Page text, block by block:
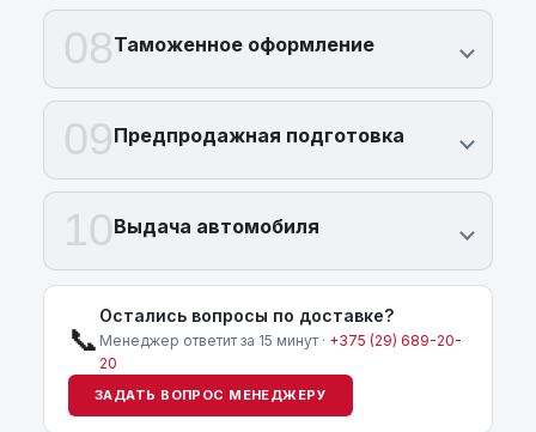
08Таможенное оформление
09Предпродажная подготовка
10Выдача автомобиля
📞
Остались вопросы по доставке?
Менеджер ответит за 15 минут · +375 (29) 689-20-
20
ЗАДАТЬ ВОПРОС МЕНЕДЖЕРУ